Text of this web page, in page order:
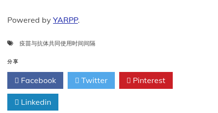
Powered by YARPP.
疫苗与抗体共同使用时间间隔
分享
Facebook Twitter Pinterest
Linkedin